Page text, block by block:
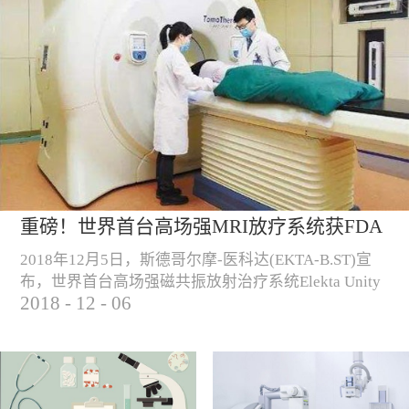
重磅！世界首台高场强MRI放疗系统获FDA
认证！
2018年12月5日，斯德哥尔摩-医科达(EKTA-B.ST)宣
布，世界首台高场强磁共振放射治疗系统Elekta Unity
正式获得FDA认证，可用于美国的商业销售和临床使
2018年6月高场强磁共振放射治疗系统获得CE认证以
来， Elekta Unity一直致力于提高和改善欧洲肿瘤患者
的治疗，我们很高兴这种尖端技术产品现已在美国...
2018 - 12 - 06